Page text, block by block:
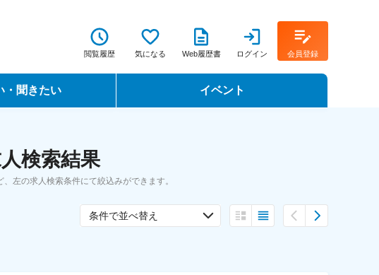
閲覧履歴 気になる Web履歴書 ログイン 会員登録
・聞きたい イベント
検索結果
左の求人検索条件にて絞込みができます。
条件で並べ替え